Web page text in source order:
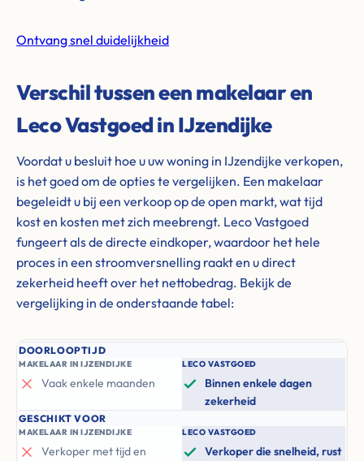
Ontvang snel duidelijkheid
Verschil tussen een makelaar en
Leco Vastgoed in IJzendijke
Voordat u besluit hoe u uw woning in IJzendijke verkopen,
is het goed om de opties te vergelijken. Een makelaar
begeleidt u bij een verkoop op de open markt, wat tijd
kost en kosten met zich meebrengt. Leco Vastgoed
fungeert als de directe eindkoper, waardoor het hele
proces in een stroomversnelling raakt en u direct
zekerheid heeft over het nettobedrag. Bekijk de
vergelijking in de onderstaande tabel:
DOORLOOPTIJD
MAKELAAR IN IJZENDIJKE
Vaak enkele maanden
LECO VASTGOED
Binnen enkele dagen
zekerheid
GESCHIKT VOOR
MAKELAAR IN IJZENDIJKE
Verkoper met tijd en
LECO VASTGOED
Verkoper die snelheid, rust